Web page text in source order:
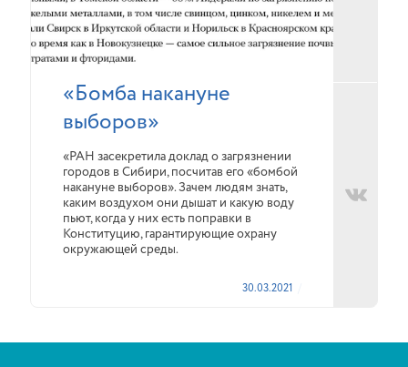
«Бомба накануне
выборов»
«РАН засекретила доклад о загрязнении
городов в Сибири, посчитав его «бомбой
накануне выборов». Зачем людям знать,
каким воздухом они дышат и какую воду
пьют, когда у них есть поправки в
Конституцию, гарантирующие охрану
окружающей среды.
30.03.2021